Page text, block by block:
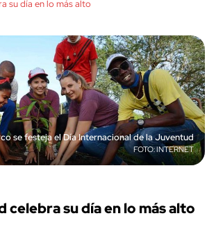
su día en lo más alto
se festeja el Día Internacional de la Juventud
INTERNET
celebra su día en lo más alto